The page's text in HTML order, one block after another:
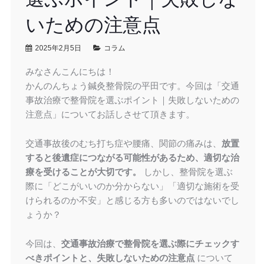
いための注意点
2025年2月5日 コラム
みなさんこんにちは！
かんのんちょう鍼灸整骨院の平田です。今回は「交通
事故治療で整骨院を選ぶポイント｜失敗しないための
注意点」についてお話しさせて頂きます。
交通事故後のむち打ち症や腰痛、関節の痛みは、 放置
すると後遺症につながる可能性があるため、適切な治
療を受けることが大切です。
しかし、整骨院を選ぶ
際に「どこがいいのか分からない」「適切な施術を受
けられるのか不安」と感じる方も多いのではないでし
ょうか？
今回は、 交通事故治療で整骨院を選ぶ際にチェックす
べきポイントと、失敗しないための注意点 について